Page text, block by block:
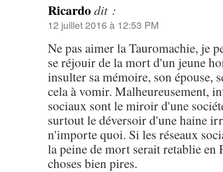
Ricardo dit :
12 juillet 2016 à 12:53 PM
Ne pas aimer la Tauromachie, je
se réjouir de la mort d'un jeune
insulter sa mémoire, son épouse,
cela à vomir. Malheureusement,
sociaux sont le miroir d'une
surtout le déversoir d'une haine
n'importe quoi. Si les réseaux
la peine de mort serait retablie en
choses bien pires.